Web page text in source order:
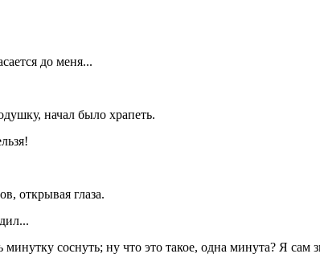
до меня...
начал было храпеть.
открывая глаза.
соснуть; ну что это такое, одна минута? Я сам